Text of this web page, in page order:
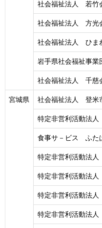
社会福祉法人 若竹
社会福祉法人 方
社会福祉法人 ひ
岩手県社会福祉事
社会福祉法人 千
宮城県 社会福祉法人 登米
特定非営利活動法
食事サ－ビス ふた
特定非営利活動法
特定非営利活動法
特定非営利活動法
特定非営利活動法